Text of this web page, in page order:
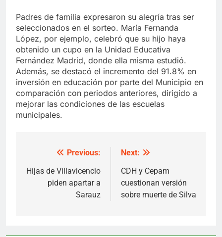
Padres de familia expresaron su alegría tras ser
seleccionados en el sorteo. María Fernanda
López, por ejemplo, celebró que su hijo haya
obtenido un cupo en la Unidad Educativa
Fernández Madrid, donde ella misma estudió.
Además, se destacó el incremento del 91.8% en
inversión en educación por parte del Municipio en
comparación con periodos anteriores, dirigido a
mejorar las condiciones de las escuelas
municipales.
navigation
Previous:
Hijas de Villavicencio
piden apartar a
Sarauz
Next:
CDH y Cepam
cuestionan versión
sobre muerte de Silva